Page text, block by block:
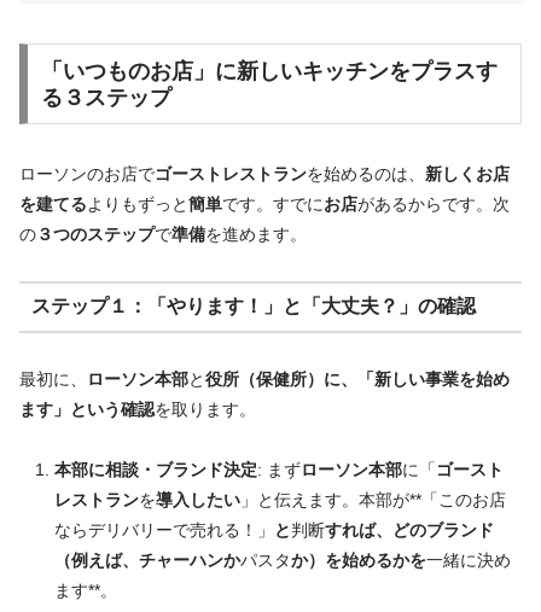
「いつものお店」に新しいキッチンをプラスす
る ３ステップ
ローソンのお店でゴーストレストランを始めるのは、 新しくお店
を建てるよりもずっと簡単です。すでにお店があるからです。次
の３つのステップで準備を進めます。
ステップ１： 「やります！」と「大丈夫？」の確認
最初に、 ローソン本部と役所（保健所）に、「新しい事業を始め
ます」という確認を取ります。
本部に相談・ブランド決定: まずローソン本部に「 ゴースト
レストランを導入したい」と伝えます。本部が**「このお店
ならデリバリーで売れる！」
と判断すれば、どのブランド
（例えば、チャーハンかパスタか）を始めるかを一緒に決め
ます**。